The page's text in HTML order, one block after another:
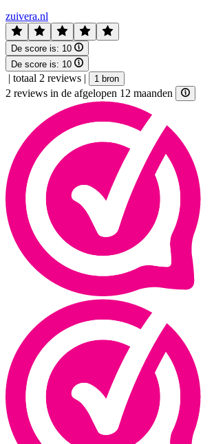
zuivera.nl
De score is: 10
De score is: 10
| totaal 2 reviews | 1 bron
2 reviews in de afgelopen 12 maanden